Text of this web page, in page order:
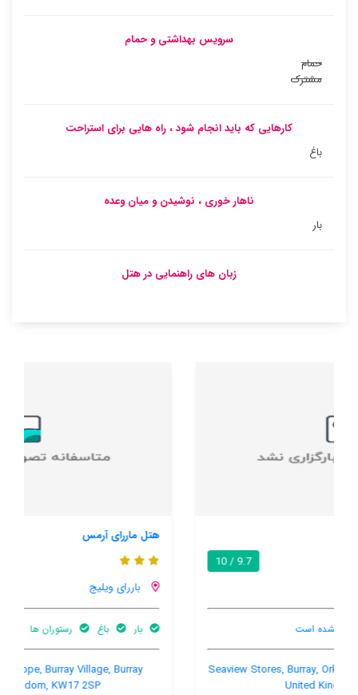
سرویس بهداشتی و حمام
حمام
مشترک
کارهایی که باید انجام شود ، راه هایی برای استراحت
باغ
ناهار خوری ، نوشیدن و میان وعده
بار
زبان های راهنمایی در هتل
بار
Back Road. St Margaret's Hope, Burray Village, Burray
Village, United Kingdom, KW17 2SP